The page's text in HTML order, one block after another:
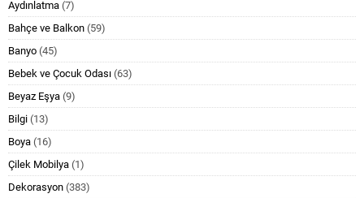
Aydınlatma (7)
Bahçe ve Balkon (59)
Banyo (45)
Bebek ve Çocuk Odası (63)
Beyaz Eşya (9)
Bilgi (13)
Boya (16)
Çilek Mobilya (1)
Dekorasyon (383)